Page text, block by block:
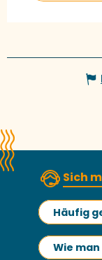
Sich
Häufig
Wie